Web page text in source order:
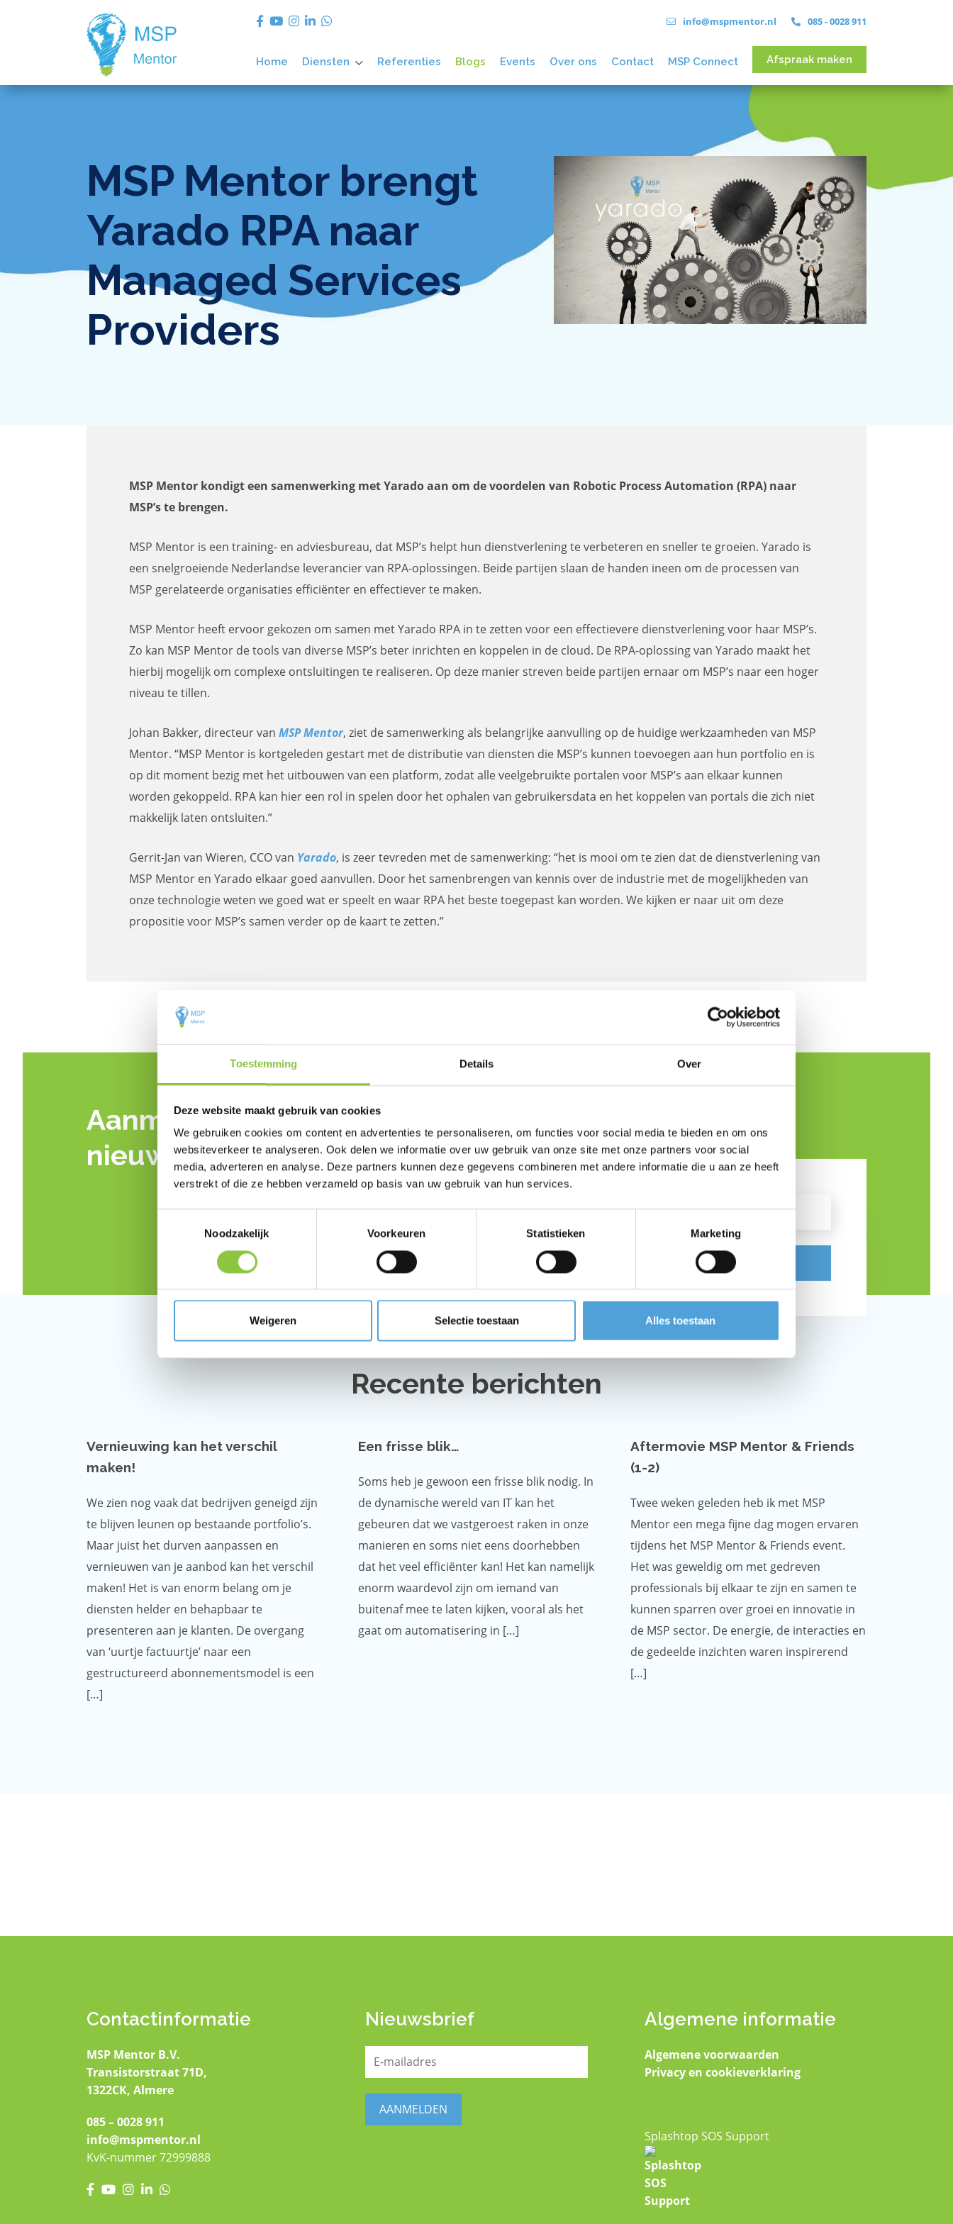
Toestemming Details Over
Deze website maakt gebruik van cookies
We gebruiken cookies om content en advertenties te personaliseren, om functies voor social media te bieden en om ons
websiteverkeer te analyseren. Ook delen we informatie over uw gebruik van onze site met onze partners voor social
media, adverteren en analyse. Deze partners kunnen deze gegevens combineren met andere informatie die u aan ze heeft
verstrekt of die ze hebben verzameld op basis van uw gebruik van hun services.
Noodzakelijk
Voorkeuren Statistieken Marketing
Weigeren Selectie toestaan Alles toestaan
info@mspmentor.nl 085 - 0028 911
Home Diensten Referenties Blogs Events Over ons Contact MSP Connect Afspraak maken
MSP Mentor brengt
Yarado RPA naar
Managed Services
Providers
MSP Mentor kondigt een samenwerking met Yarado aan om de voordelen van Robotic Process Automation (RPA) naar
MSP’s te brengen.
MSP Mentor is een training- en adviesbureau, dat MSP’s helpt hun dienstverlening te verbeteren en sneller te groeien. Yarado is
een snelgroeiende Nederlandse leverancier van RPA-oplossingen. Beide partijen slaan de handen ineen om de processen van
MSP gerelateerde organisaties efficiënter en effectiever te maken.
MSP Mentor heeft ervoor gekozen om samen met Yarado RPA in te zetten voor een effectievere dienstverlening voor haar MSP’s.
Zo kan MSP Mentor de tools van diverse MSP’s beter inrichten en koppelen in de cloud. De RPA-oplossing van Yarado maakt het
hierbij mogelijk om complexe ontsluitingen te realiseren. Op deze manier streven beide partijen ernaar om MSP’s naar een hoger
niveau te tillen.
Johan Bakker, directeur van MSP Mentor, ziet de samenwerking als belangrijke aanvulling op de huidige werkzaamheden van MSP
Mentor. “MSP Mentor is kortgeleden gestart met de distributie van diensten die MSP’s kunnen toevoegen aan hun portfolio en is
op dit moment bezig met het uitbouwen van een platform, zodat alle veelgebruikte portalen voor MSP’s aan elkaar kunnen
worden gekoppeld. RPA kan hier een rol in spelen door het ophalen van gebruikersdata en het koppelen van portals die zich niet
makkelijk laten ontsluiten.”
Gerrit-Jan van Wieren, CCO van Yarado, is zeer tevreden met de samenwerking: “het is mooi om te zien dat de dienstverlening van
MSP Mentor en Yarado elkaar goed aanvullen. Door het samenbrengen van kennis over de industrie met de mogelijkheden van
onze technologie weten we goed wat er speelt en waar RPA het beste toegepast kan worden. We kijken er naar uit om deze
propositie voor MSP’s samen verder op de kaart te zetten.”
Aanmelden voor onze
nieuwsbrief? Natuurlijk!
mailadres
AANMELDEN
Recente berichten
Vernieuwing kan het verschil
maken!
We zien nog vaak dat bedrijven geneigd zijn
te blijven leunen op bestaande portfolio’s.
Maar juist het durven aanpassen en
vernieuwen van je aanbod kan het verschil
maken! Het is van enorm belang om je
diensten helder en behapbaar te
presenteren aan je klanten. De overgang
van ‘uurtje factuurtje’ naar een
gestructureerd abonnementsmodel is een
[…]
Een frisse blik…
Soms heb je gewoon een frisse blik nodig. In
de dynamische wereld van IT kan het
gebeuren dat we vastgeroest raken in onze
manieren en soms niet eens doorhebben
dat het veel efficiënter kan! Het kan namelijk
enorm waardevol zijn om iemand van
buitenaf mee te laten kijken, vooral als het
gaat om automatisering in […]
Aftermovie MSP Mentor & Friends
(1-2)
Twee weken geleden heb ik met MSP
Mentor een mega fijne dag mogen ervaren
tijdens het MSP Mentor & Friends event.
Het was geweldig om met gedreven
professionals bij elkaar te zijn en samen te
kunnen sparren over groei en innovatie in
de MSP sector. De energie, de interacties en
de gedeelde inzichten waren inspirerend
[…]
Contactinformatie
MSP Mentor B.V.
Transistorstraat 71D,
1322CK, Almere
085 – 0028 911
info@mspmentor.nl
KvK-nummer 72999888
Nieuwsbrief
E-
AANMELDEN
Algemene informatie
Algemene voorwaarden
Privacy en cookieverklaring
Splashtop SOS Support